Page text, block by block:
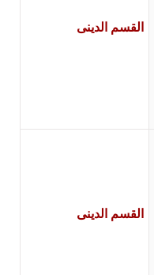
القسم الدينى
القسم الدينى